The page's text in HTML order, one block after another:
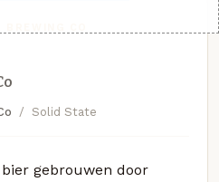
Solid State
gebrouwen door